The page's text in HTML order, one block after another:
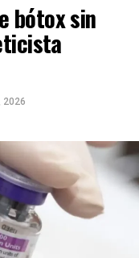
bótox sin
2026